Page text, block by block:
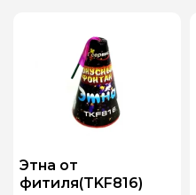
Этна от
фитиля(TKF816)